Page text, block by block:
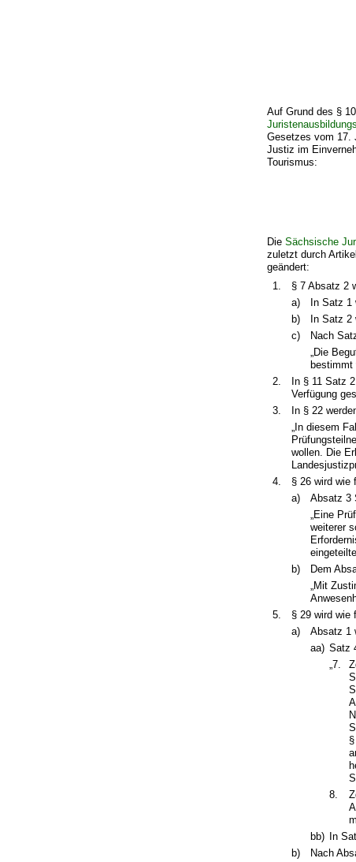
Auf Grund des §
Gesetzes vom 17.
Justiz im
Tourismus:
DieSächsische
zuletzt durch
geändert:
1.
§ 7 Absatz 2
a)
In Satz 1
b)
In Satz 2
c)
Nach
„Die
bestimmt
2.
In § 11 Satz
Verfügung
3.
In § 22
„In diesem
wollen. Die
4.
§ 26 wird wie
a)
Absatz 3
„Eine
weiterer
b)
Dem
„Mit
5.
§ 29 wird wie
a)
Absatz 1
aa) Satz
„7.
8.
bb)
In
b)
Nach